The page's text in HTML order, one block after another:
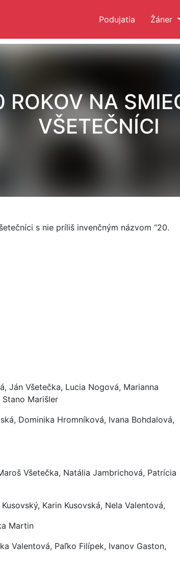
Podujatia Žáner
ROKOV NA
VŠETEČNÍCI
s nie príliš invenčným názvom “20.
Ján Všetečka, Lucia Nogová, Marianna
Marišler
Dominika Hromníková, Ivana Bohdalová,
Všetečka, Natália Jambrichová, Patrícia
Karin Kusovská, Nela Valentová,
Martin
Valentová, Paľko Filípek, Ivanov Gaston,